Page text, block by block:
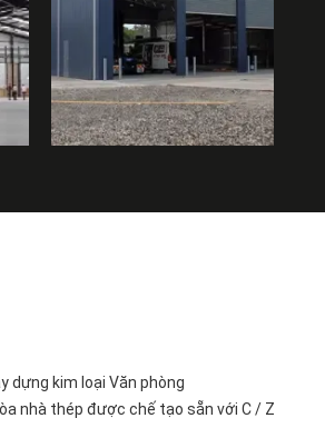
dựng kim loại Văn phòng
nhà thép được chế tạo sẵn với C / Z